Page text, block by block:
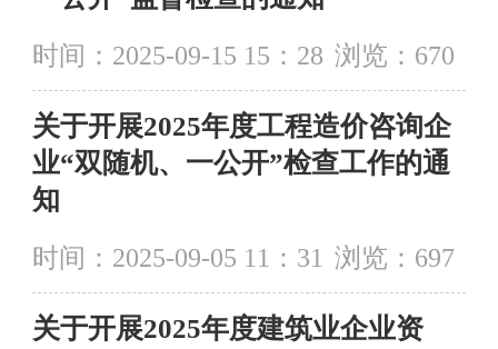
时间：2025-09-15 15：28 浏览： 670
关于开展2025年度工程造价咨询企
业“双随机、一公开”检查工作的通
知
时间：2025-09-05 11：31 浏览： 697
关于开展2025年度建筑业企业资